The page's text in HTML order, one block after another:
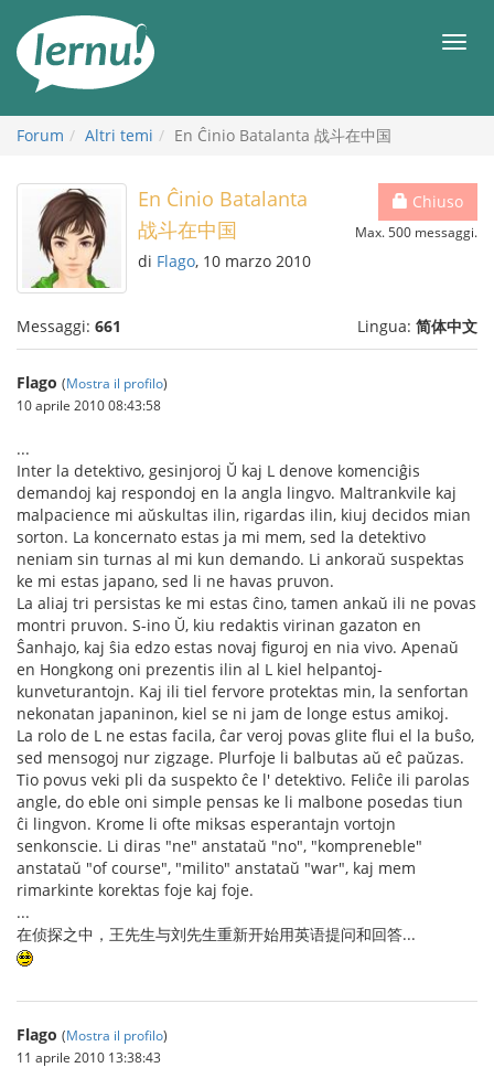
all’indice
Forum Altri temi En Ĉinio Batalanta 战斗在中国
Chiuso
Max. 500 messaggi.
En Ĉinio Batalanta
战斗在中国
di Flago, 10 marzo 2010
Messaggi: 661 Lingua: 简体中文
Flago (Mostra il profilo)
10 aprile 2010 08:43:58
...
Inter la detektivo, gesinjoroj Ŭ kaj L denove komenciĝis
demandoj kaj respondoj en la angla lingvo. Maltrankvile kaj
malpacience mi aŭskultas ilin, rigardas ilin, kiuj decidos mian
sorton. La koncernato estas ja mi mem, sed la detektivo
neniam sin turnas al mi kun demando. Li ankoraŭ suspektas
ke mi estas japano, sed li ne havas pruvon.
La aliaj tri persistas ke mi estas ĉino, tamen ankaŭ ili ne povas
montri pruvon. S-ino Ŭ, kiu redaktis virinan gazaton en
Ŝanhajo, kaj ŝia edzo estas novaj figuroj en nia vivo. Apenaŭ
en Hongkong oni prezentis ilin al L kiel helpantoj-
kunveturantojn. Kaj ili tiel fervore protektas min, la senfortan
nekonatan japaninon, kiel se ni jam de longe estus amikoj.
La rolo de L ne estas facila, ĉar veroj povas glite flui el la buŝo,
sed mensogoj nur zigzage. Plurfoje li balbutas aŭ eĉ paŭzas.
Tio povus veki pli da suspekto ĉe l' detektivo. Feliĉe ili parolas
angle, do eble oni simple pensas ke li malbone posedas tiun
ĉi lingvon. Krome li ofte miksas esperantajn vortojn
senkonscie. Li diras "ne" anstataŭ "no", "kompreneble"
anstataŭ "of course", "milito" anstataŭ "war", kaj mem
rimarkinte korektas foje kaj foje.
...
在侦探之中，王先生与刘先生重新开始用英语提问和回答...
Flago (Mostra il profilo)
11 aprile 2010 13:38:43